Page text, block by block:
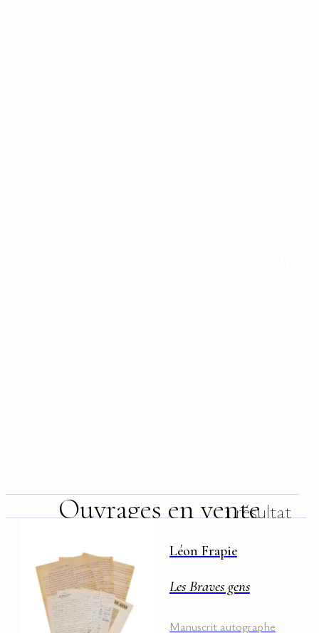
Ouvrages en vente
1 résultat
Léon Frapie
Les Braves gens
Manuscrit autographe